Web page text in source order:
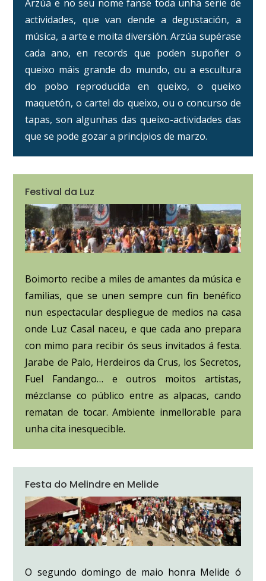
Arzúa e no seu nome fanse toda unha serie de
actividades, que van dende a degustación, a
música, a arte e moita diversión. Arzúa supérase
cada ano, en records que poden supoñer o
queixo máis grande do mundo, ou a escultura
do pobo reproducida en queixo, o queixo
maquetón, o cartel do queixo, ou o concurso de
tapas, son algunhas das queixo-actividades das
que se pode gozar a principios de marzo.
Festival da Luz
Boimorto recibe a miles de amantes da música e
familias, que se unen sempre cun fin benéfico
nun espectacular despliegue de medios na casa
onde Luz Casal naceu, e que cada ano prepara
con mimo para recibir ós seus invitados á festa.
Jarabe de Palo, Herdeiros da Crus, los Secretos,
Fuel Fandango… e outros moitos artistas,
mézclanse co público entre as alpacas, cando
rematan de tocar. Ambiente inmellorable para
unha cita inesquecible.
Festa do Melindre en Melide
O segundo domingo de maio honra Melide ó